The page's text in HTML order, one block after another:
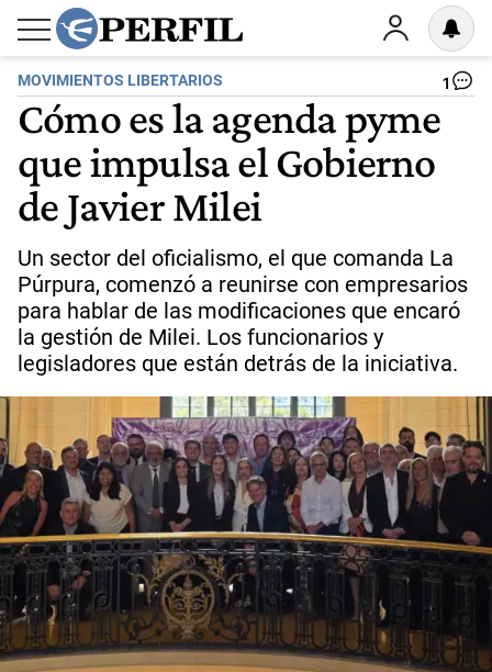
MOVIMIENTOS LIBERTARIOS 1
Cómo es la agenda pyme
que impulsa el Gobierno
de Javier Milei
Un sector del oficialismo, el que comanda La
Púrpura, comenzó a reunirse con empresarios
para hablar de las modificaciones que encaró
la gestión de Milei. Los funcionarios y
legisladores que están detrás de la iniciativa.